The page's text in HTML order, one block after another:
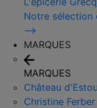
Notre sélection
⟶
MARQUES
MARQUES
Château
Christine Ferber